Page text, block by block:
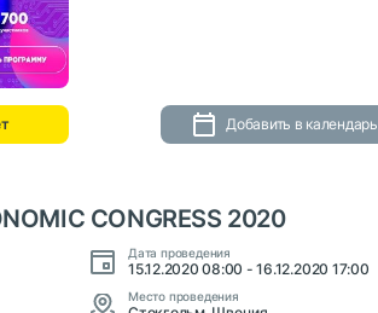
Добавить в календарь
CONGRESS 2020
Дата проведения
15.12.2020 08:00 - 16.12.2020 17:00
Место проведения